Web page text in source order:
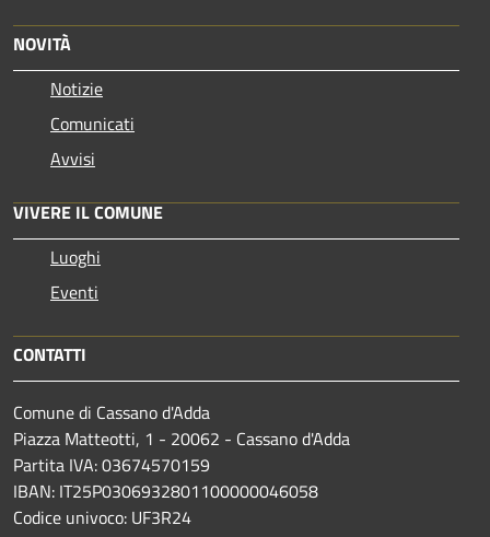
NOVITÀ
Notizie
Comunicati
Avvisi
VIVERE IL COMUNE
Luoghi
Eventi
CONTATTI
Comune di Cassano d'Adda
Piazza Matteotti, 1 - 20062 - Cassano d'Adda
Partita IVA: 03674570159
IBAN: IT25P0306932801100000046058
Codice univoco: UF3R24